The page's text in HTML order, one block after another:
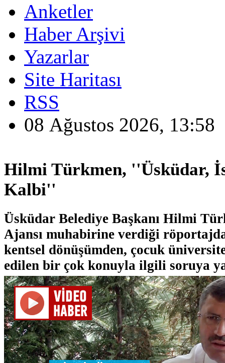
Anketler
Haber Arşivi
Yazarlar
Site Haritası
RSS
08 Ağustos 2026, 13:58
Hilmi Türkmen, ''Üsküdar,
Kalbi''
Üsküdar Belediye Başkanı Hilmi
Ajansı muhabirine verdiği
kentsel dönüşümden, çocuk
edilen bir çok konuyla ilgili soruya